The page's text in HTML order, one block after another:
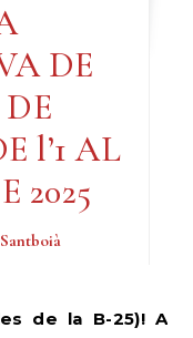
DE
l’1 AL
2025